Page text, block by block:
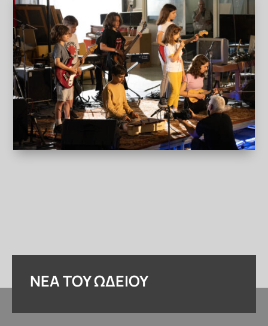
ΝΈΑ ΤΟΥ ΩΔΕΊΟΥ